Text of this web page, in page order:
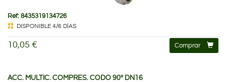
Ref: 8435319134726
DISPONIBLE 4/6 DÍAS
10,05 € Comprar
ACC. MULTIC. COMPRES. CODO 90º DN16